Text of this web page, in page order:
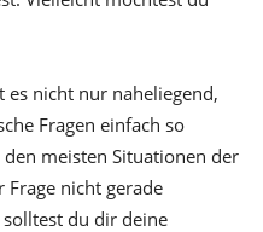
nicht nur naheliegend,
Fragen einfach so
meisten Situationen der
Frage nicht gerade
du dir deine